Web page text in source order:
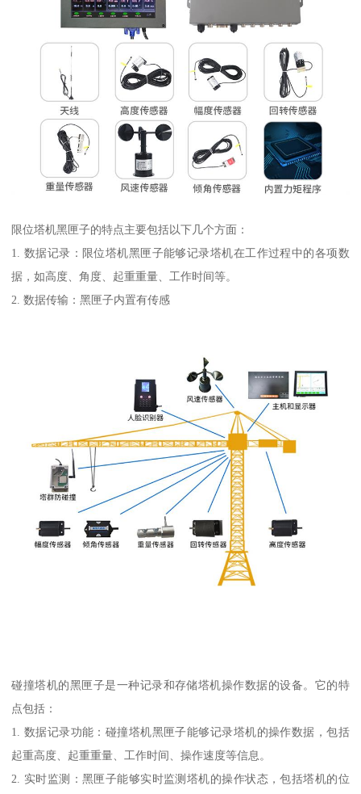
限位塔机黑匣子的特点主要包括以下几个方面：
1. 数据记录：限位塔机黑匣子能够记录塔机在工作过程中的各项数
据，如高度、角度、起重重量、工作时间等。
2. 数据传输：黑匣子内置有传感
碰撞塔机的黑匣子是一种记录和存储塔机操作数据的设备。它的特
点包括：
1. 数据记录功能：碰撞塔机黑匣子能够记录塔机的操作数据，包括
起重高度、起重重量、工作时间、操作速度等信息。
2. 实时监测：黑匣子能够实时监测塔机的操作状态，包括塔机的位